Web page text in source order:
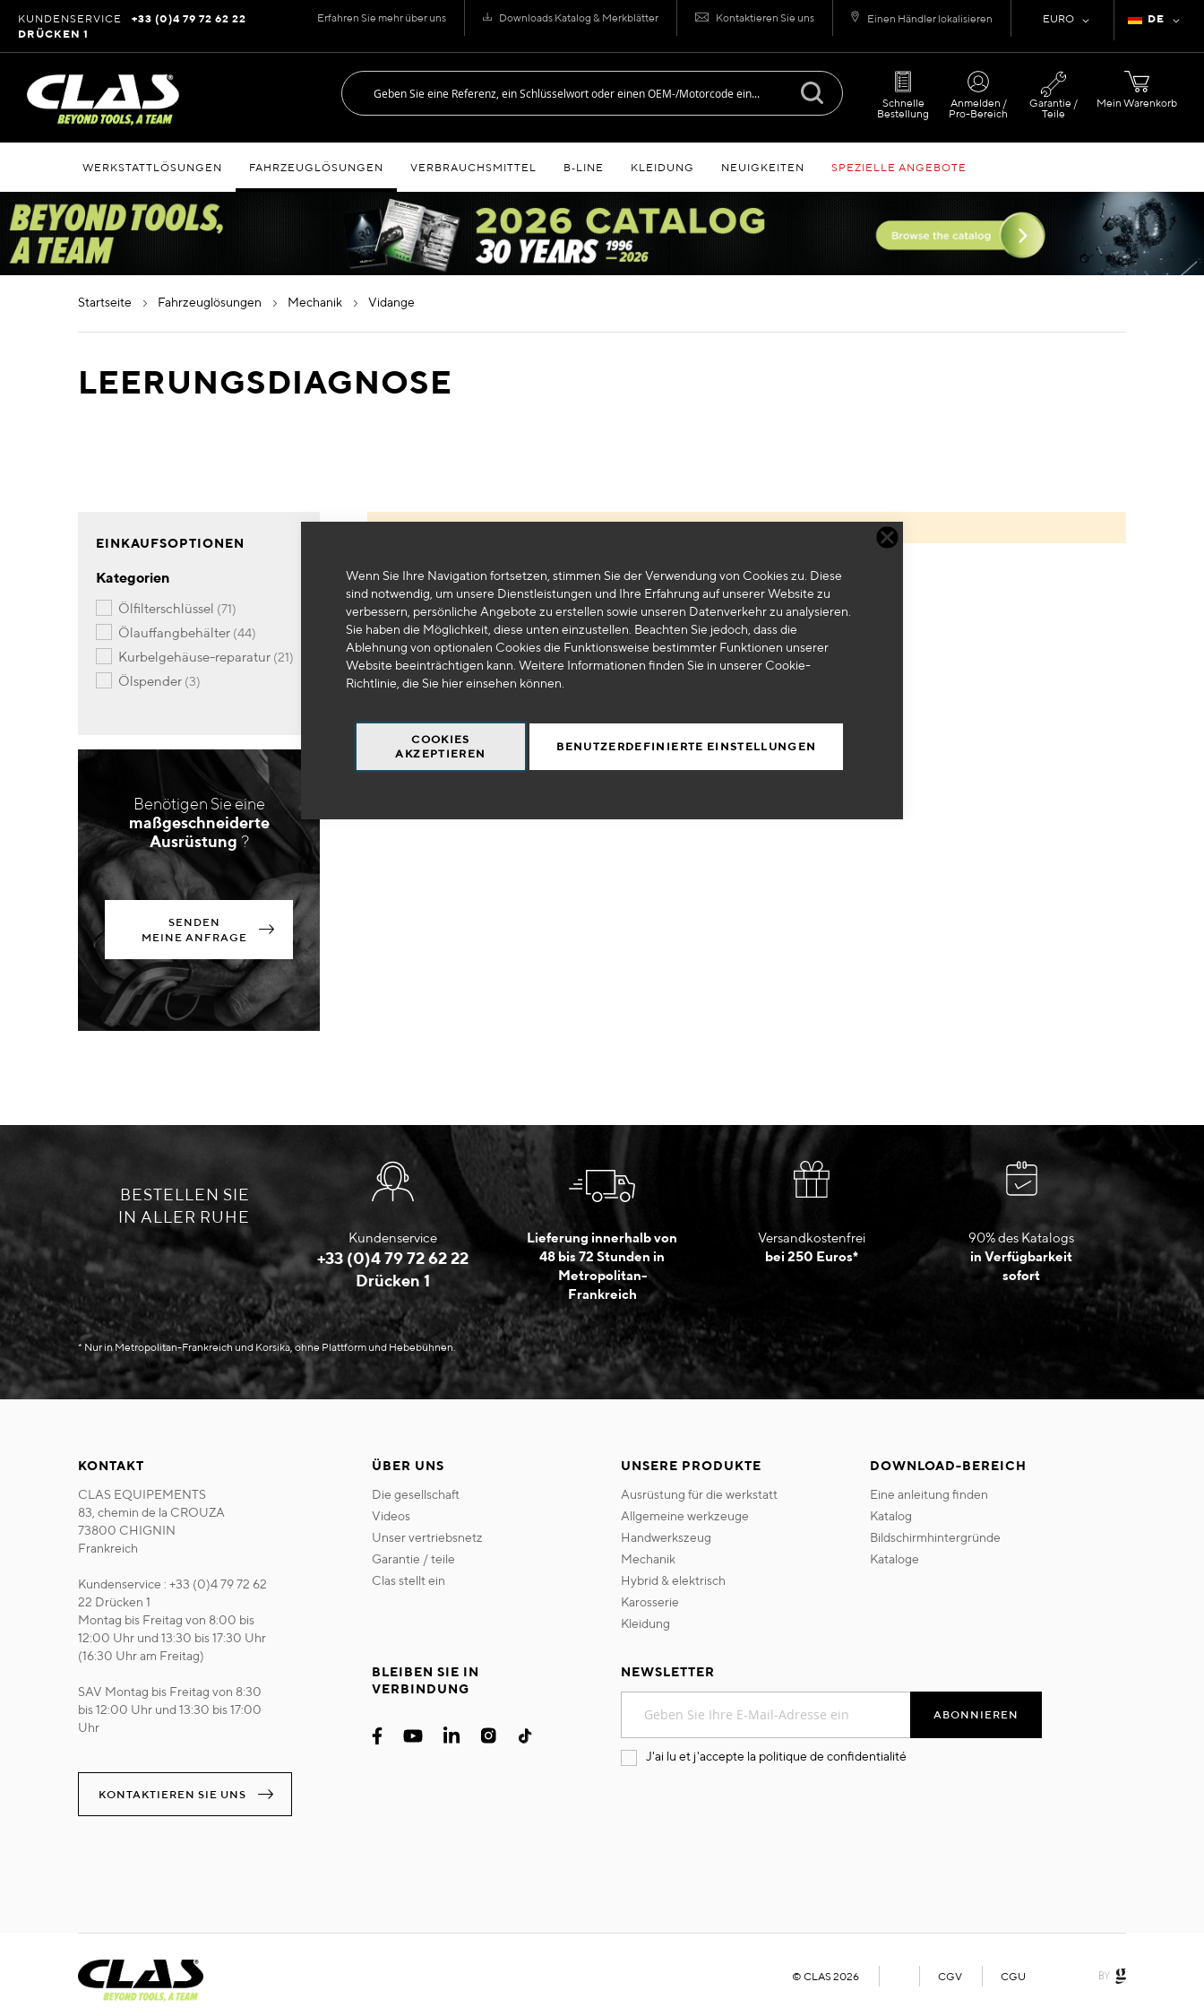
Wenn Sie Ihre Navigation fortsetzen, stimmen Sie der Verwendung von Cookies zu. Diese
sind notwendig, um unsere Dienstleistungen und Ihre Erfahrung auf unserer Website zu
verbessern, persönliche Angebote zu erstellen sowie unseren Datenverkehr zu analysieren.
Sie haben die Möglichkeit, diese unten einzustellen. Beachten Sie jedoch, dass die
Ablehnung von optionalen Cookies die Funktionsweise bestimmter Funktionen unserer
Website beeinträchtigen kann. Weitere Informationen finden Sie in unserer Cookie-
Richtlinie, die Sie hiereinsehen können.
COOKIES
AKZEPTIEREN
BENUTZERDEFINIERTE EINSTELLUNGEN
Sprache
DE
Währung
EURO
Erfahren Sie mehr über uns Downloads Katalog & Merkblätter Kontaktieren Sie uns Einen Händler lokalisieren
Inhalt
springen
KUNDENSERVICE
+33 (0)4 79 72 62 22
DRÜCKEN 1
Mein Warenkorb
Schnelle
Bestellung
Anmelden /
Pro-Bereich
Garantie /
Teile
WERKSTATTLÖSUNGEN FAHRZEUGLÖSUNGEN VERBRAUCHSMITTEL B‑LINE KLEIDUNG NEUIGKEITEN SPEZIELLE ANGEBOTE
startseite fahrzeuglösungen mechanik vidange
LEERUNGSDIAGNOSE
EINKAUFSOPTIONEN
Kategorien
ölfilterschlüssel 71Artikel
ölauffangbehälter 44Artikel
kurbelgehäuse-reparatur 21Artikel
ölspender 3Artikel
Benötigen Sie eine
maßgeschneiderte
Ausrüstung ?
SENDEN
MEINE ANFRAGE
BESTELLEN SIE
IN ALLER RUHE
Kundenservice
+33 (0)4 79 72 62 22
Drücken 1
Lieferung innerhalb von
48 bis 72 Stunden in
Metropolitan-
Frankreich
Versandkostenfrei
bei 250 Euros*
90% des Katalogs
in Verfügbarkeit
sofort
* Nur in Metropolitan-Frankreich und Korsika, ohne Plattform und Hebebühnen.
KONTAKT
CLAS EQUIPEMENTS
83, chemin de la CROUZA
73800 CHIGNIN
Frankreich
Kundenservice : +33 (0)4 79 72 62
22 Drücken 1
Montag bis Freitag von 8:00 bis
12:00 Uhr und 13:30 bis 17:30 Uhr
(16:30 Uhr am Freitag)
SAV Montag bis Freitag von 8:30
bis 12:00 Uhr und 13:30 bis 17:00
Uhr
KONTAKTIEREN SIE UNS
ÜBER UNS
die gesellschaft
videos
unser vertriebsnetz
garantie / teile
clas stellt ein
UNSERE PRODUKTE
ausrüstung für die werkstatt
allgemeine werkzeuge
handwerkszeug
mechanik
hybrid & elektrisch
karosserie
kleidung
DOWNLOAD-BEREICH
eine anleitung finden
katalog
bildschirmhintergründe
kataloge
BLEIBEN SIE IN
VERBINDUNG
NEWSLETTER
sich
für
ABONNIEREN
J'ai lu et j'accepte la politique de confidentialité
© CLAS 2026 CGV CGU